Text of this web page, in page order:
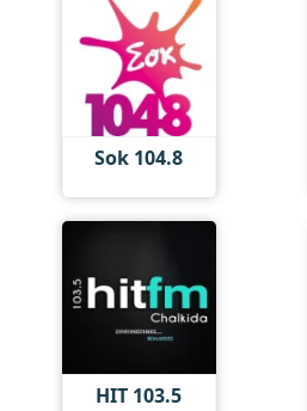
Sok 104.8
HIT 103.5